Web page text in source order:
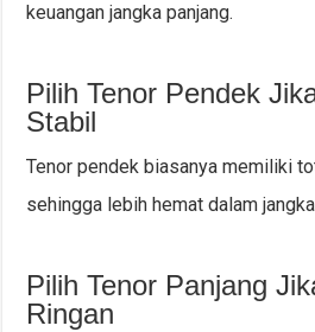
keuangan jangka panjang.
Pilih Tenor Pendek
Stabil
Tenor pendek biasanya memiliki
sehingga lebih hemat dalam
Pilih Tenor Panjang
Ringan